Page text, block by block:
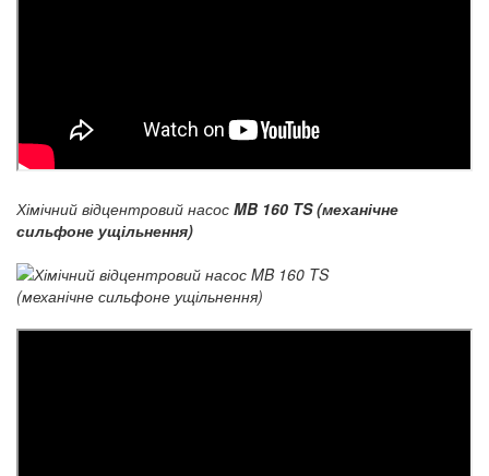
Хімічний відцентровий насос MB 160 TS (механічне
сильфоне ущільнення)